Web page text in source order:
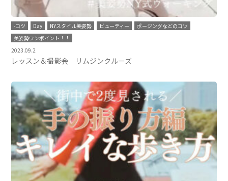
-コツ Day NYスタイル美姿勢 ビューティー
ポージングなどのコツ
美姿勢ワンポイント！！
2023.09.2
レッスン＆撮影会 リムジンクルーズ